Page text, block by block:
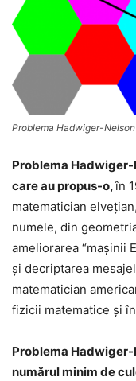
Problema Hadwiger-
Problema
care au propus-o,în
matematician
numele, din
ameliorarea “maşinii
şi decriptarea
matematician
fizicii matematice şi în
Problema
numărul minim de